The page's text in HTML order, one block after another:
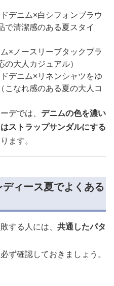
デニム×白シフォンブラウ
で清潔感のある夏スタイ
×ノースリーブタックブラ
大人カジュアル）
デニム×リネンシャツをゆ
こなれ感のある夏の大人コ
デでは、 デニムの色を濃い
ストラップサンダルにする
ます。
ィース夏でよくある
する人には、 共通したパタ
ず確認しておきましょう。